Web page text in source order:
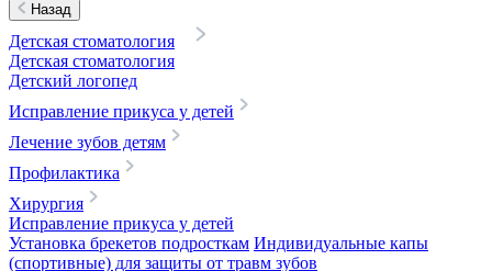
Назад
Детская стоматология
Детская стоматология
Детский логопед
Исправление прикуса у детей
Лечение зубов детям
Профилактика
Хирургия
Исправление прикуса у детей
Установка брекетов подросткам Индивидуальные капы
(спортивные) для защиты от травм зубов